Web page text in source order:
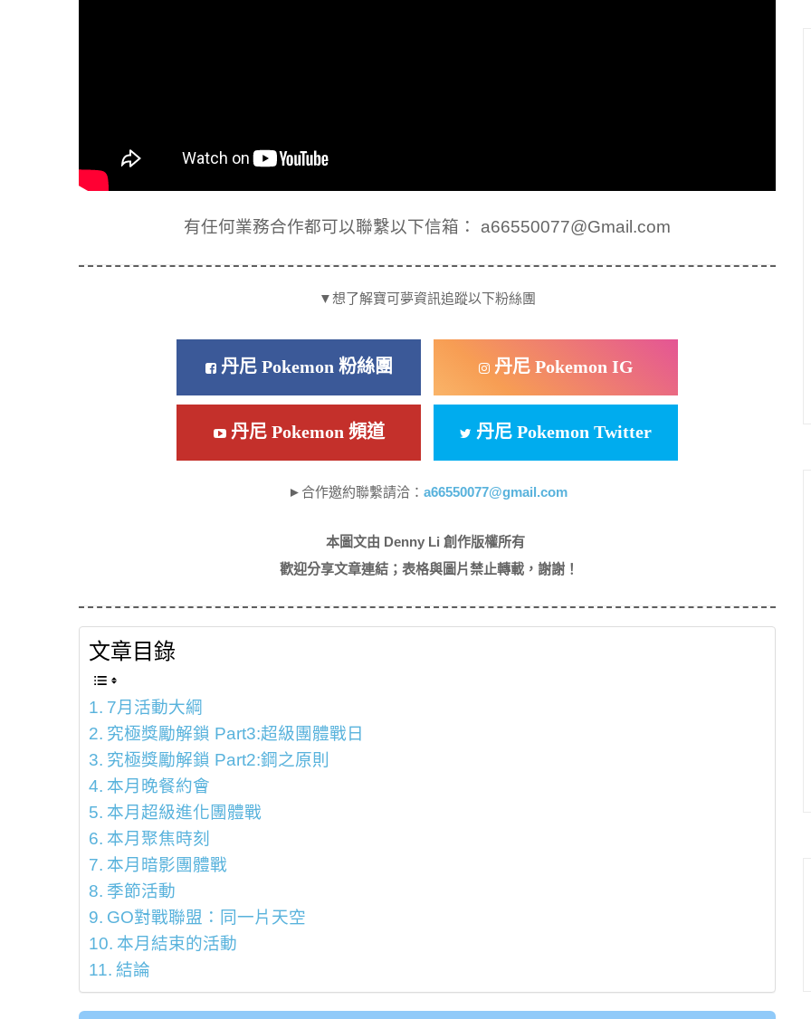
有任何業務合作都可以聯繫以下信箱： a66550077@Gmail.com
▼想了解寶可夢資訊追蹤以下粉絲團
丹尼 Pokemon 粉絲團 丹尼 Pokemon IG
丹尼 Pokemon 頻道 丹尼 Pokemon Twitter
►合作邀約聯繫請洽： a66550077@gmail.com
本圖文由 Denny Li 創作版權所有
歡迎分享文章連結；表格與圖片禁止轉載，謝謝！
文章目錄
7月活動大綱
究極獎勵解鎖 Part3:超級團體戰日
究極獎勵解鎖 Part2:鋼之原則
本月晚餐約會
本月超級進化團體戰
本月聚焦時刻
本月暗影團體戰
季節活動
GO對戰聯盟：同一片天空
本月結束的活動
結論